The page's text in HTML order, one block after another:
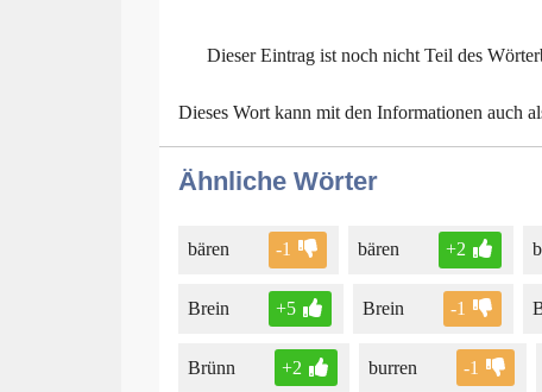
Dieser Eintrag ist noch nicht Teil des
Dieses Wort kann mit den Informationen auch
Ähnliche Wörter
bären -1 bären +2
Brein +5 Brein -1
Brünn +2 burren -1